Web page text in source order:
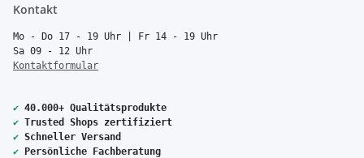
Kontakt
Mo - Do 17 - 19 Uhr | Fr 14 - 19 Uhr
Sa 09 - 12 Uhr
Kontaktformular
✔ 40.000+ Qualitätsprodukte
✔ Trusted Shops zertifiziert
✔ Schneller Versand
✔ Persönliche Fachberatung